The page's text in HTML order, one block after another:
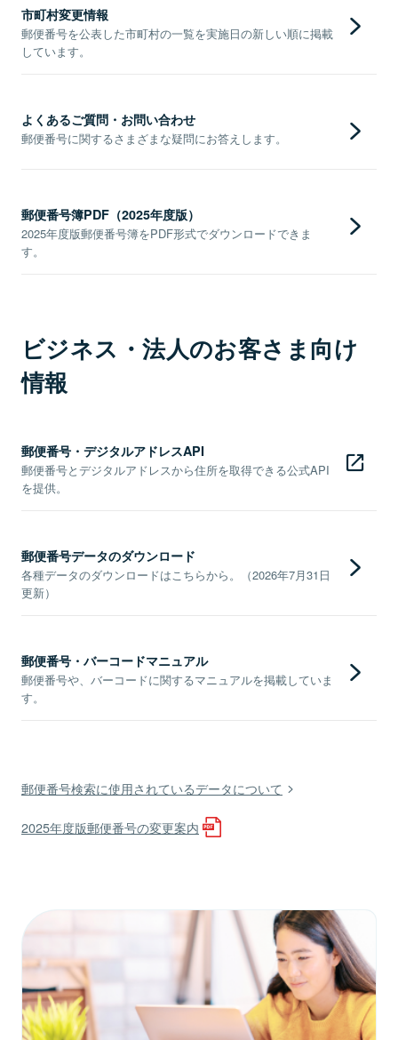
市町村変更情報
郵便番号を公表した市町村の一覧を実施日の新しい順に掲載
しています。
よくあるご質問・お問い合わせ
郵便番号に関するさまざまな疑問にお答えします。
郵便番号簿PDF（2025年度版）
2025年度版郵便番号簿をPDF形式でダウンロードできま
す。
ビジネス・法人のお客さま向け
情報
郵便番号・デジタルアドレスAPI
郵便番号とデジタルアドレスから住所を取得できる公式API
を提供。
郵便番号データのダウンロード
各種データのダウンロードはこちらから。（2026年7月31日
更新）
郵便番号・バーコードマニュアル
郵便番号や、バーコードに関するマニュアルを掲載していま
す。
郵便番号検索に使用されているデータについて
2025年度版郵便番号の変更案内